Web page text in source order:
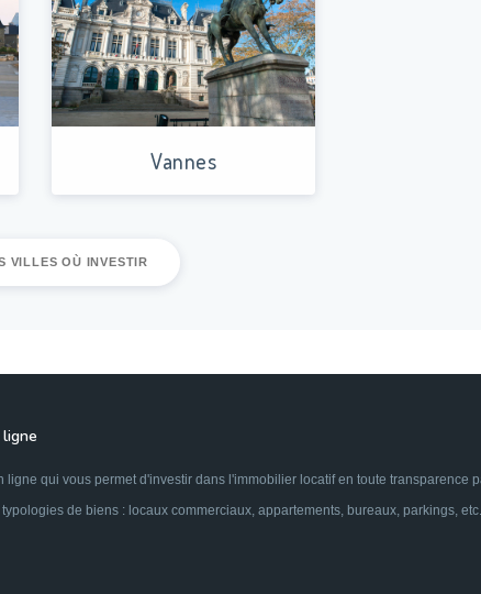
Vannes
VILLES OÙ INVESTIR
ligne qui vous permet d'investir dans l'immobilier locatif en toute transparence
de biens : locaux commerciaux, appartements, bureaux, parkings,